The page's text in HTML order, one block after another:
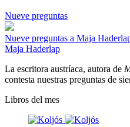
Nueve preguntas
Nueve preguntas a Maja
Maja Haderlap
La escritora austríaca, autora de
contesta nuestras preguntas de
Libros del mes